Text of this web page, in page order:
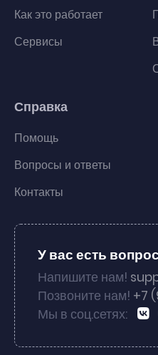
Как это работает
Сервисы
Справка
Помощь
Вопросы и ответы
Контакты
У вас есть
Напишите нам!
Позвоните нам! +7
Мы в соц.сетях: